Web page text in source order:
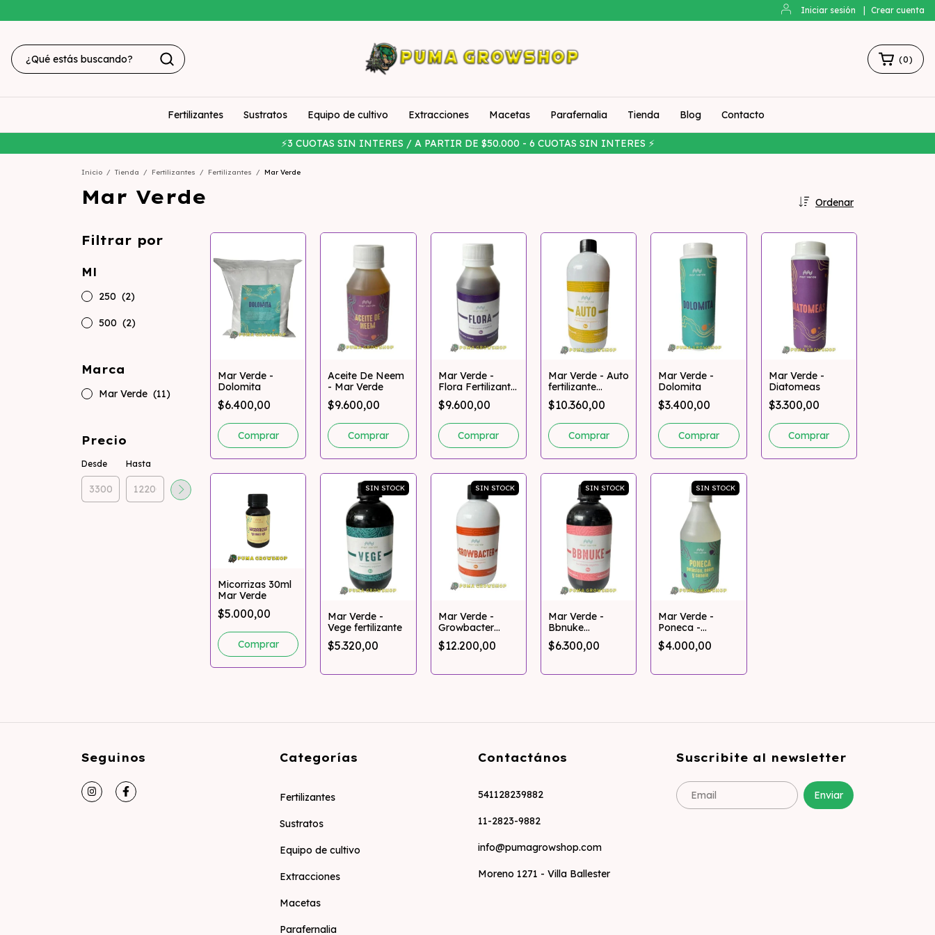
Iniciar sesión Crear cuenta
⚡3 CUOTAS SIN INTERES / A PARTIR DE $50.000 - 6 CUOTAS SIN INTERES ⚡
(0)
Fertilizantes Sustratos Equipo de cultivo Extracciones Macetas Parafernalia Tienda Blog Contacto
Inicio / Tienda / Fertilizantes / Fertilizantes / Mar Verde
Mar Verde Ordenar
Filtrar por
Ml
250 (2)
500 (2)
Marca
Mar Verde (11)
Precio
Desde Hasta
Mar Verde -
Dolomita
$6.400,00
Aceite De Neem
- Mar Verde
$9.600,00
Mar Verde -
Flora Fertilizante
Organico
$9.600,00
Mar Verde - Auto
fertilizante
Organico
$10.360,00
Mar Verde -
Dolomita
$3.400,00
Mar Verde -
Diatomeas
$3.300,00
Micorrizas 30ml
Mar Verde
$5.000,00
SIN STOCK
Mar Verde -
Vege fertilizante
$5.320,00
SIN STOCK
Mar Verde -
Growbacter
Fertilizante
Orgánico
$12.200,00
SIN STOCK
Mar Verde -
Bbnuke
Fertilizante
Organico
$6.300,00
SIN STOCK
Mar Verde -
Poneca -
Potasico, Neem
y Canela
$4.000,00
Seguinos Categorías
Fertilizantes
Sustratos
Equipo de cultivo
Extracciones
Macetas
Parafernalia
Contactános
541128239882
11-2823-9882
info@pumagrowshop.com
Moreno 1271 - Villa Ballester
Suscribite al newsletter